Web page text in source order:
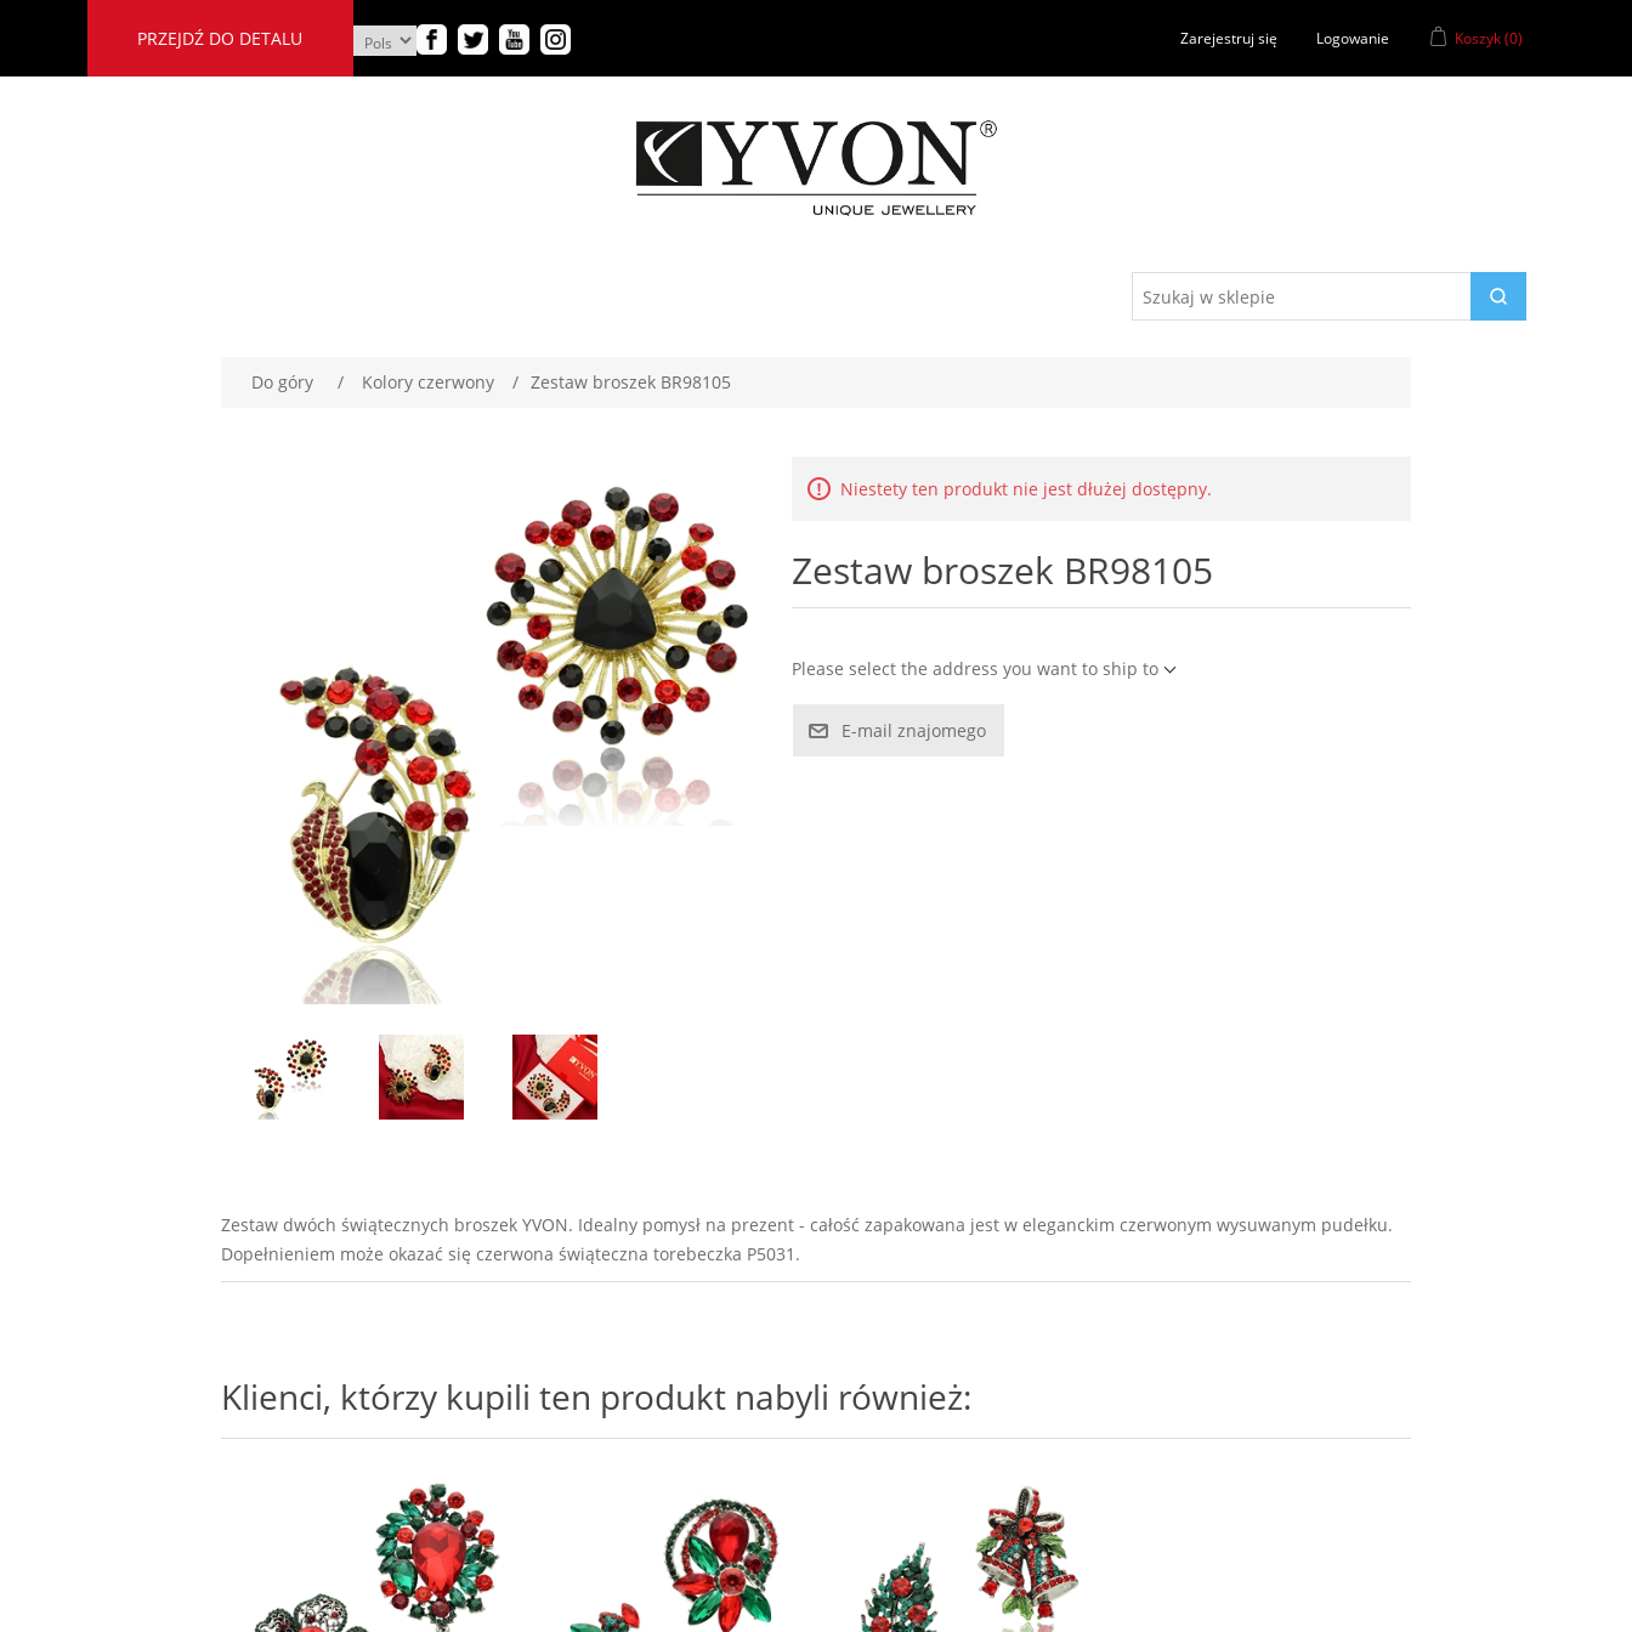
PRZEJDŹ DO DETALU Zarejestruj się Logowanie Koszyk(0)
Do góry / Kolory czerwony / Zestaw broszek BR98105
Niestety ten produkt nie jest dłużej dostępny.
Zestaw broszek BR98105
Please select the address you want to ship to
E-mail znajomego
Zestaw dwóch świątecznych broszek YVON. Idealny pomysł na prezent - całość zapakowana jest w eleganckim czerwonym wysuwanym pudełku.
Dopełnieniem może okazać się czerwona świąteczna torebeczka P5031.
Klienci, którzy kupili ten produkt nabyli również: